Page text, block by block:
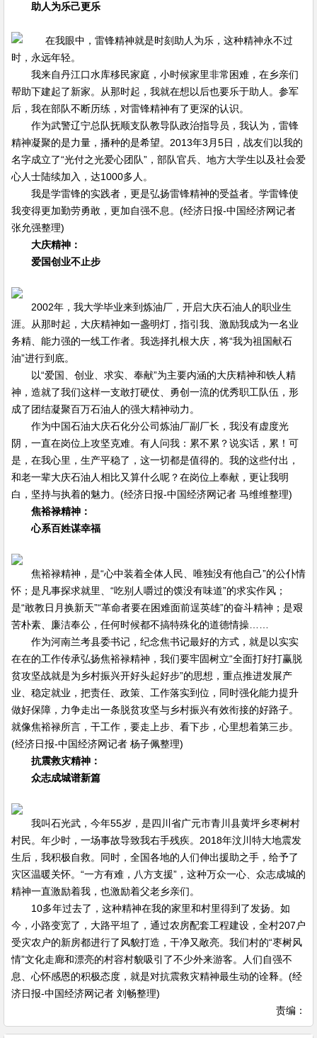
助人为乐己更乐
在我眼中，雷锋精神就是时刻助人为乐，这种精神永不过
时，永远年轻。
我来自丹江口水库移民家庭，小时候家里非常困难，在乡亲们
帮助下建起了新家。从那时起，我就在想以后也要乐于助人。参军
后，我在部队不断历练，对雷锋精神有了更深的认识。
作为武警辽宁总队抚顺支队教导队政治指导员，我认为，雷锋
精神凝聚的是力量，播种的是希望。2013年3月5日，战友们以我的
名字成立了“光付之光爱心团队”，部队官兵、地方大学生以及社会爱
心人士陆续加入，达1000多人。
我是学雷锋的实践者，更是弘扬雷锋精神的受益者。学雷锋使
我变得更加勤劳勇敢，更加自强不息。(经济日报-中国经济网记者
张允强整理)
大庆精神：
爱国创业不止步
2002年，我大学毕业来到炼油厂，开启大庆石油人的职业生
涯。从那时起，大庆精神如一盏明灯，指引我、激励我成为一名业
务精、能力强的一线工作者。我选择扎根大庆，将“我为祖国献石
油”进行到底。
以“爱国、创业、求实、奉献”为主要内涵的大庆精神和铁人精
神，造就了我们这样一支敢打硬仗、勇创一流的优秀职工队伍，形
成了团结凝聚百万石油人的强大精神动力。
作为中国石油大庆石化分公司炼油厂副厂长，我没有虚度光
阴，一直在岗位上攻坚克难。有人问我：累不累？说实话，累！可
是，在我心里，生产平稳了，这一切都是值得的。我的这些付出，
和老一辈大庆石油人相比又算什么呢？在岗位上奉献，更让我明
白，坚持与执着的魅力。(经济日报-中国经济网记者 马维维整理)
焦裕禄精神：
心系百姓谋幸福
焦裕禄精神，是“心中装着全体人民、唯独没有他自己”的公仆情
怀；是凡事探求就里、“吃别人嚼过的馍没有味道”的求实作风；
是“敢教日月换新天”“革命者要在困难面前逞英雄”的奋斗精神；是艰
苦朴素、廉洁奉公，任何时候都不搞特殊化的道德情操……
作为河南兰考县委书记，纪念焦书记最好的方式，就是以实实
在在的工作传承弘扬焦裕禄精神，我们要牢固树立“全面打好打赢脱
贫攻坚战就是为乡村振兴开好头起好步”的思想，重点推进发展产
业、稳定就业，把责任、政策、工作落实到位，同时强化能力提升
做好保障，力争走出一条脱贫攻坚与乡村振兴有效衔接的好路子。
就像焦裕禄所言，干工作，要走上步、看下步，心里想着第三步。
(经济日报-中国经济网记者 杨子佩整理)
抗震救灾精神：
众志成城谱新篇
我叫石光武，今年55岁，是四川省广元市青川县黄坪乡枣树村
村民。年少时，一场事故导致我右手残疾。2018年汶川特大地震发
生后，我积极自救。同时，全国各地的人们伸出援助之手，给予了
灾区温暖关怀。“一方有难，八方支援”，这种万众一心、众志成城的
精神一直激励着我，也激励着父老乡亲们。
10多年过去了，这种精神在我的家里和村里得到了发扬。如
今，小路变宽了，大路平坦了，通过农房配套工程建设，全村207户
受灾农户的新房都进行了风貌打造，干净又敞亮。我们村的“枣树风
情”文化走廊和漂亮的村容村貌吸引了不少外来游客。人们自强不
息、心怀感恩的积极态度，就是对抗震救灾精神最生动的诠释。(经
济日报-中国经济网记者 刘畅整理)
责编：